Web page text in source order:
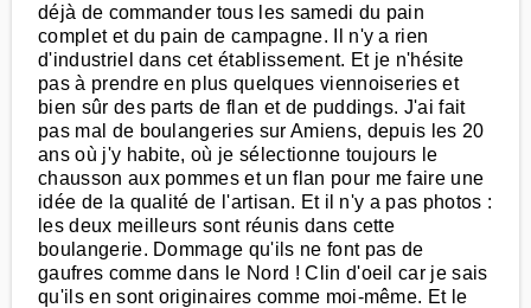
déjà de commander tous les samedi du pain
complet et du pain de campagne. Il n'y a rien
d'industriel dans cet établissement. Et je n'hésite
pas à prendre en plus quelques viennoiseries et
bien sûr des parts de flan et de puddings. J'ai fait
pas mal de boulangeries sur Amiens, depuis les 20
ans où j'y habite, où je sélectionne toujours le
chausson aux pommes et un flan pour me faire une
idée de la qualité de l'artisan. Et il n'y a pas photos :
les deux meilleurs sont réunis dans cette
boulangerie. Dommage qu'ils ne font pas de
gaufres comme dans le Nord ! Clin d'oeil car je sais
qu'ils en sont originaires comme moi-même. Et le